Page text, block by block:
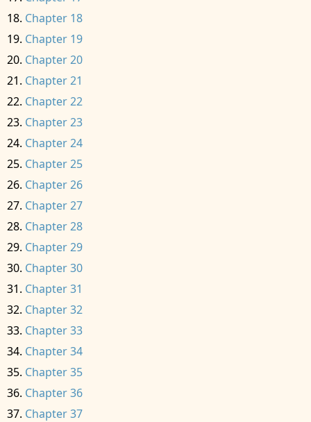
Chapter 18
Chapter 19
Chapter 20
Chapter 21
Chapter 22
Chapter 23
Chapter 24
Chapter 25
Chapter 26
Chapter 27
Chapter 28
Chapter 29
Chapter 30
Chapter 31
Chapter 32
Chapter 33
Chapter 34
Chapter 35
Chapter 36
Chapter 37